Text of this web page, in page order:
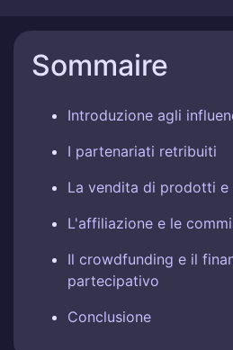
Sommaire
Introduzione agli
I partenariati retribuiti
La vendita di prodotti e
L'affiliazione e le
Il crowdfunding e il
partecipativo
Conclusione